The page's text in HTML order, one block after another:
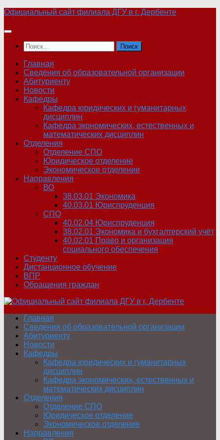
Skip
content
Официальный сайт филиала ДГУ в г. Дербенте
Найти:
Главная
Сведения об образовательной организации
Абитуриенту
Новости
Кафедры
Кафедра юридических и гуманитарных
дисциплин
Кафедра экономических, естественных и
математических дисциплин
Отделения
Отделение СПО
Юридическое отделение
Экономическое отделение
Направления
ВО
38.03.01 Экономика
40.03.01 Юриспруденция
СПО
40.02.04 Юриспруденция
38.02.01 Экономика и бухгалтерский учёт
40.02.01 Право и организация
социального обеспечения
Студенту
Дистанционное обучение
ВПР
Обращения граждан
Главная
Сведения об образовательной организации
Абитуриенту
Новости
Кафедры
Кафедра юридических и гуманитарных
дисциплин
Кафедра экономических, естественных и
математических дисциплин
Отделения
Отделение СПО
Юридическое отделение
Экономическое отделение
Направления